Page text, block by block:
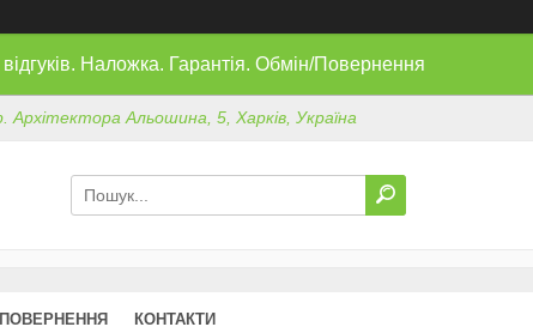
Наложка. Гарантія. Обмін/Повернення
Архітектора Альошина, 5, Харків, Україна
КОНТАКТИ